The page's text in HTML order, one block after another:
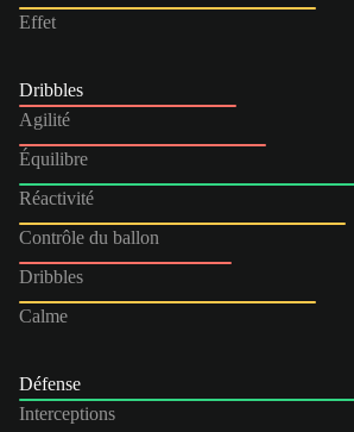
Effet
Dribbles
Agilité
Équilibre
Réactivité
Contrôle du ballon
Dribbles
Calme
Défense
Interceptions